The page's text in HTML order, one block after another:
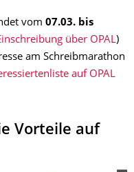
vom 07.03. bis
über OPAL)
am Schreibmarathon
auf OPAL
Vorteile auf